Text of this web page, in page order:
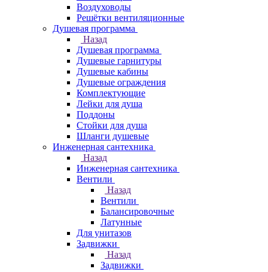
Воздуховоды
Решётки вентиляционные
Душевая программа
Назад
Душевая программа
Душевые гарнитуры
Душевые кабины
Душевые ограждения
Комплектующие
Лейки для душа
Поддоны
Стойки для душа
Шланги душевые
Инженерная сантехника
Назад
Инженерная сантехника
Вентили
Назад
Вентили
Балансировочные
Латунные
Для унитазов
Задвижки
Назад
Задвижки